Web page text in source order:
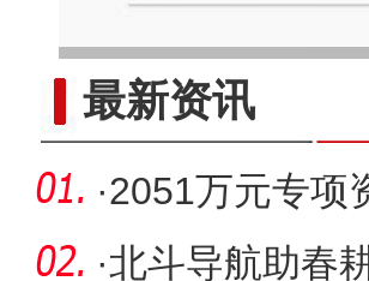
最新资讯
·2051万元专项
工作
·北斗导航助春